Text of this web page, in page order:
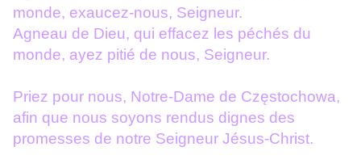
monde, exaucez-nous, Seigneur.
Agneau de Dieu, qui effacez les péchés du
monde, ayez pitié de nous, Seigneur.
Priez pour nous, Notre-Dame de Częstochowa,
afin que nous soyons rendus dignes des
promesses de notre Seigneur Jésus-Christ.